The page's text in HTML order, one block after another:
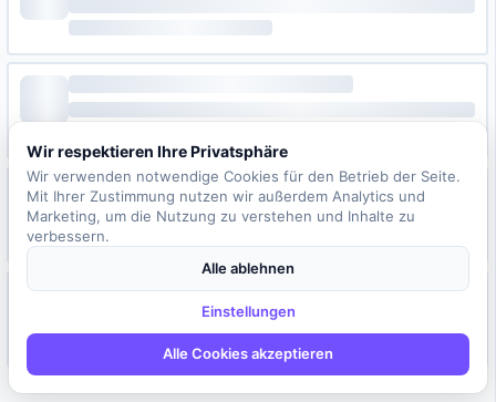
Wir respektieren Ihre Privatsphäre
Wir verwenden notwendige Cookies für den Betrieb der Seite.
Mit Ihrer Zustimmung nutzen wir außerdem Analytics und
Marketing, um die Nutzung zu verstehen und Inhalte zu
verbessern.
Alle ablehnen
Einstellungen
Alle Cookies akzeptieren